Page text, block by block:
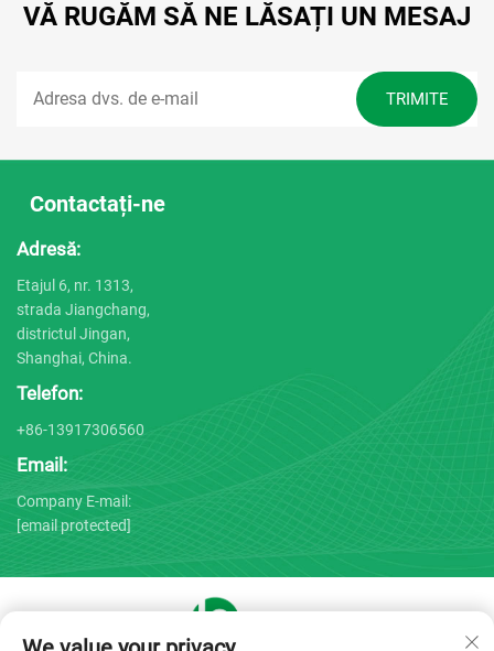
VĂ RUGĂM SĂ NE LĂSAȚI UN MESAJ
Contactați-ne
Adresă:
Etajul 6, nr. 1313,
strada Jiangchang,
districtul Jingan,
Shanghai, China.
Telefon:
+86-13917306560
Email:
Company E-mail:
[email protected]